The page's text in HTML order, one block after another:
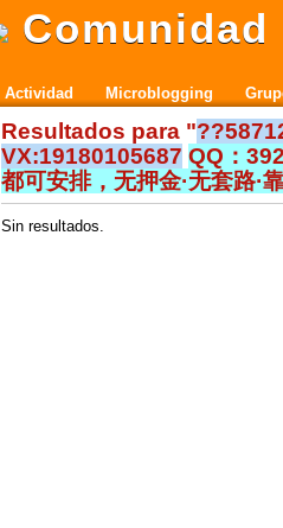
Comunidad
Actividad Microblogging
Resultados para "
VX:19180105687 QQ：
都可安排，无押金·无套路·
Sin resultados.